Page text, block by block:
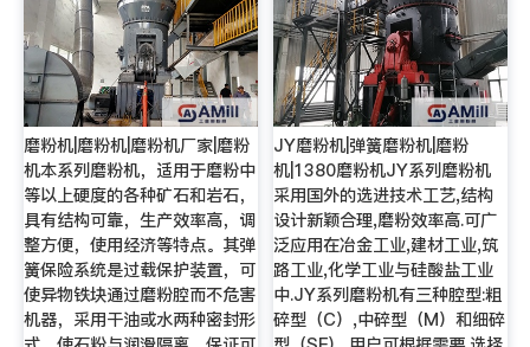
磨粉机|磨粉机|磨粉机厂家|磨粉
机本系列磨粉机，适用于磨粉中
等以上硬度的各种矿石和岩石，
具有结构可靠，生产效率高，调
整方便，使用经济等特点。其弹
簧保险系统是过载保护装置，可
使异物铁块通过磨粉腔而不危害
机器，采用干油或水两种密封形
JY磨粉机|弹簧磨粉机|磨粉
机|1380磨粉机JY系列磨粉机
采用国外的选进技术工艺,结构
设计新颖合理,磨粉效率高.可广
泛应用在冶金工业,建材工业,筑
路工业,化学工业与硅酸盐工业
中.JY系列磨粉机有三种腔型:粗
碎型（C）,中碎型（M）和细碎